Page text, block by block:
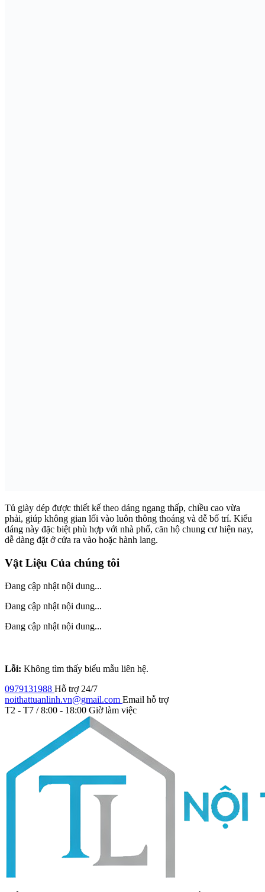
Tủ giày dép được thiết kế theo dáng ngang thấp, chiều cao vừa
phải, giúp không gian lối vào luôn thông thoáng và dễ bố trí. Kiểu
dáng này đặc biệt phù hợp với nhà phố, căn hộ chung cư hiện nay,
dễ dàng đặt ở cửa ra vào hoặc hành lang.
Vật Liệu Của chúng tôi
Đang cập nhật nội dung...
Đang cập nhật nội dung...
Đang cập nhật nội dung...
Lỗi: Không tìm thấy biểu mẫu liên hệ.
0979131988 Hỗ trợ 24/7
noithattuanlinh.vn@gmail.com Email hỗ trợ
T2 - T7 / 8:00 - 18:00 Giờ làm việc